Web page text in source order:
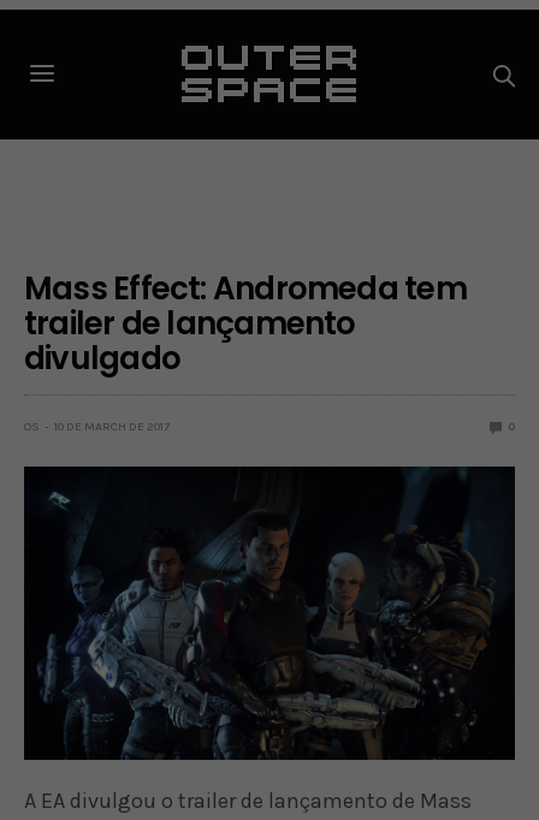
Mass Effect: Andromeda tem
trailer de lançamento
divulgado
OS 10 DE MARCH DE 2017 0
A EA divulgou o trailer de lançamento de Mass